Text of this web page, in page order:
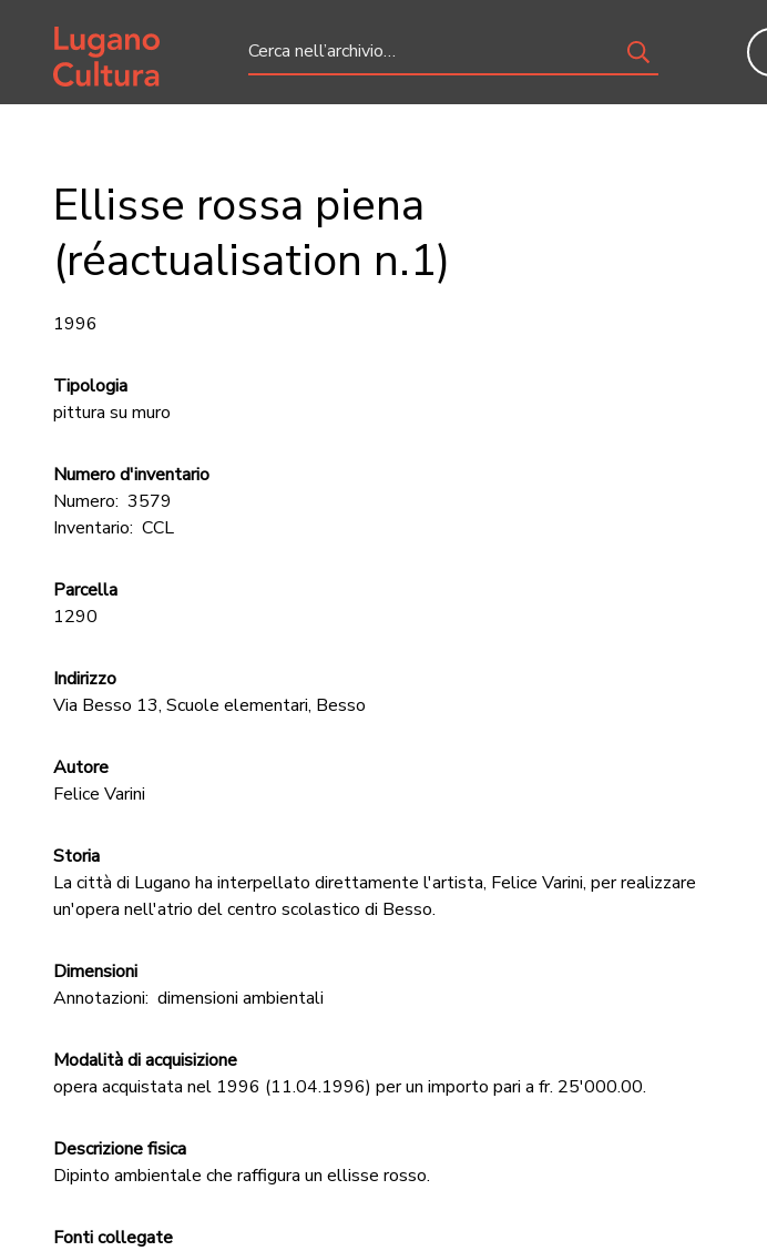
Home page
Ellisse rossa piena
(réactualisation n.1)
1996
Tipologia
pittura su muro
Numero d'inventario
Numero: 3579
Inventario: CCL
Parcella
1290
Indirizzo
Via Besso 13, Scuole elementari, Besso
Autore
Felice Varini
Storia
La città di Lugano ha interpellato direttamente l'artista, Felice Varini, per realizzare
un'opera nell'atrio del centro scolastico di Besso.
Dimensioni
Annotazioni: dimensioni ambientali
Modalità di acquisizione
opera acquistata nel 1996 (11.04.1996) per un importo pari a fr. 25'000.00.
Descrizione fisica
Dipinto ambientale che raffigura un ellisse rosso.
Fonti collegate